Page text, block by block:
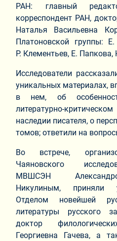
РАН: главный
корреспондент РАН,
Наталья Васильевна
Платоновской группы:
Р. Клементьев, Е.
Исследователи
уникальных материалах,
в нем, об
литературно-
наследии писателя, о
томов; ответили на
Во встрече,
Чаяновского
МВШСЭН
Никулиным, приняли
Отделом новейшей
литературы русского
доктор
Георгиевна Гачева, а